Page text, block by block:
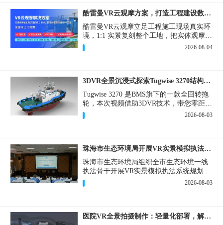
酷雷曼VR云观摩方案，打造工程建设数字化观摩新范式
酷雷曼VR云观摩立足工程施工现场真实环
境，1:1 实景复刻整个工地，把实体观摩会
完整搬到云端线上，兼顾线下实体观摩与
线上云观摩双重需求，为施工单位、建设
2026-08-04
3DVR全景沉浸式探索Tugwise 3270结构一览
Tugwise 3270 是BMS旗下的一款全回转拖
轮，本次视频借助3DVR技术，带您零距离
透视这艘拖轮的内外构造，沉浸式探索每
一处细节。
2026-08-03
珠海市生态环境局开展VR实景模拟执法专题培训
珠海市生态环境局组织全市生态环境一线
执法骨干开展VR实景模拟执法系统规划建
设和教学培训，持续推进科技赋能生态环
境执法，夯实队伍办案“基本功”。
2026-08-03
医院VR全景拍摄制作：轻量化部署，解决医患真实痛点